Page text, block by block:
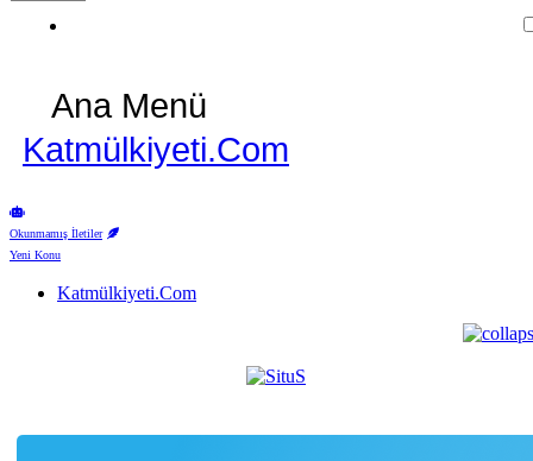
Ana Menü
Katmülkiyeti.Com
Okunmamış İletiler
Yeni Konu
Katmülkiyeti.Com